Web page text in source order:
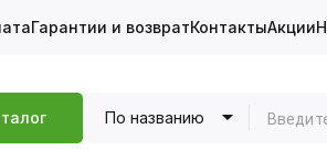
Гарантии и возвратКонтактыАкции
По названию